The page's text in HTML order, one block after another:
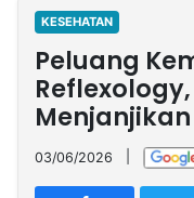
Nasional
International
Olahraga
Entertainment
Daerah
Pariwisata
Kuliner
Kolom
Network
PT
KESEHATAN
Peluang
03/06/2026